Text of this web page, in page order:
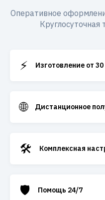
Оперативное
Круглосуточная
⚡ Изготовление от
🌐 Дистанционное
🛠️ Комплексная
🛡️ Помощь 24/7